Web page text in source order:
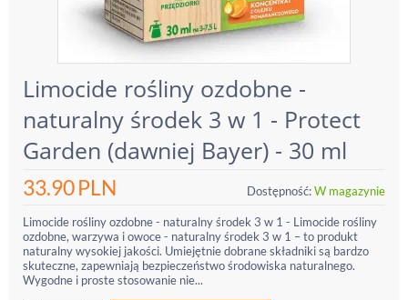
Limocide rośliny ozdobne -
naturalny środek 3 w 1 - Protect
Garden (dawniej Bayer) - 30 ml
33.90PLN Dostępność:W magazynie
Limocide rośliny ozdobne - naturalny środek 3 w 1 - Limocide rośliny
ozdobne, warzywa i owoce - naturalny środek 3 w 1 – to produkt
naturalny wysokiej jakości. Umiejętnie dobrane składniki są bardzo
skuteczne, zapewniają bezpieczeństwo środowiska naturalnego.
Wygodne i proste stosowanie nie...